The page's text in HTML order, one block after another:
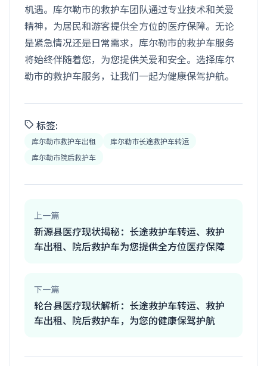
机遇。库尔勒市的救护车团队通过专业技术和关爱
精神，为居民和游客提供全方位的医疗保障。无论
是紧急情况还是日常需求，库尔勒市的救护车服务
将始终伴随着您，为您提供关爱和安全。选择库尔
勒市的救护车服务，让我们一起为健康保驾护航。
标签:
库尔勒市救护车出租
库尔勒市长途救护车转运
库尔勒市院后救护车
上一篇
新源县医疗现状揭秘：长途救护车转运、救护
车出租、院后救护车为您提供全方位医疗保障
下一篇
轮台县医疗现状解析：长途救护车转运、救护
车出租、院后救护车，为您的健康保驾护航